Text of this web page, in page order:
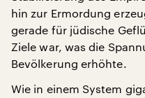
hin zur Ermordung
gerade für jüdische
Ziele war, was die
Bevölkerung erhöhte.
Wie in einem System